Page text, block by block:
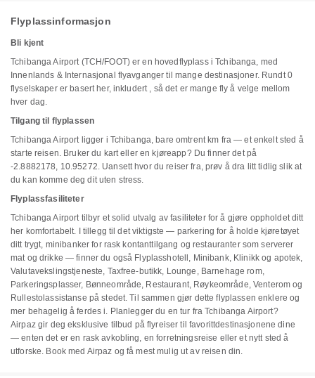
Flyplassinformasjon
Bli kjent
Tchibanga Airport (TCH/FOOT) er en hovedflyplass i Tchibanga, med
Innenlands & Internasjonal flyavganger til mange destinasjoner. Rundt 0
flyselskaper er basert her, inkludert , så det er mange fly å velge mellom
hver dag.
Tilgang til flyplassen
Tchibanga Airport ligger i Tchibanga, bare omtrent km fra — et enkelt sted å
starte reisen. Bruker du kart eller en kjøreapp? Du finner det på
-2.8882178, 10.95272. Uansett hvor du reiser fra, prøv å dra litt tidlig slik at
du kan komme deg dit uten stress.
Flyplassfasiliteter
Tchibanga Airport tilbyr et solid utvalg av fasiliteter for å gjøre oppholdet ditt
her komfortabelt. I tillegg til det viktigste — parkering for å holde kjøretøyet
ditt trygt, minibanker for rask kontanttilgang og restauranter som serverer
mat og drikke — finner du også Flyplasshotell, Minibank, Klinikk og apotek,
Valutavekslingstjeneste, Taxfree-butikk, Lounge, Barnehage rom,
Parkeringsplasser, Bønneområde, Restaurant, Røykeområde, Venterom og
Rullestolassistanse på stedet. Til sammen gjør dette flyplassen enklere og
mer behagelig å ferdes i. Planlegger du en tur fra Tchibanga Airport?
Airpaz gir deg eksklusive tilbud på flyreiser til favorittdestinasjonene dine
— enten det er en rask avkobling, en forretningsreise eller et nytt sted å
utforske. Book med Airpaz og få mest mulig ut av reisen din.